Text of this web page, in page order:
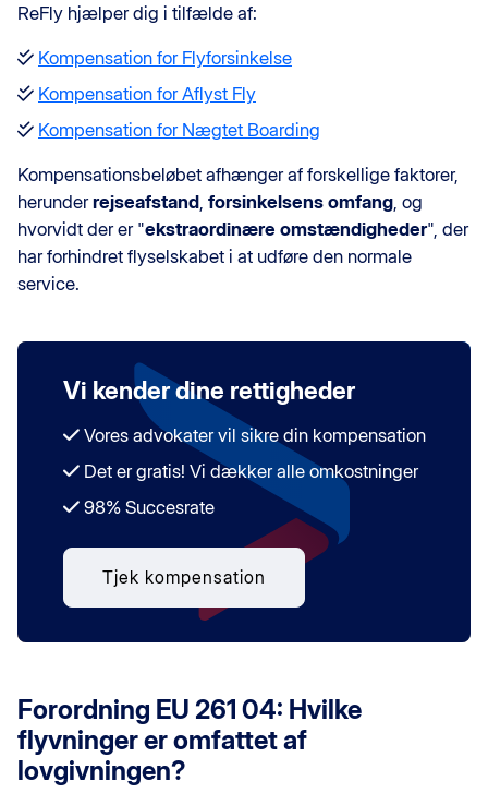
ReFly hjælper dig i tilfælde af:
Kompensation for Flyforsinkelse
Kompensation for Aflyst Fly
Kompensation for Nægtet Boarding
Kompensationsbeløbet afhænger af forskellige faktorer,
herunderrejseafstand forsinkelsens omfang , og
hvorvidt der er "ekstraordinære omstændigheder", der
har forhindret flyselskabet i at udføre den normale
service.
Vi kender dine rettigheder
Vores advokater vil sikre din kompensation
Det er gratis! Vi dækker alle omkostninger
98% Succesrate
Tjek kompensation
Forordning EU 261 04: Hvilke
flyvninger er omfattet af
lovgivningen?